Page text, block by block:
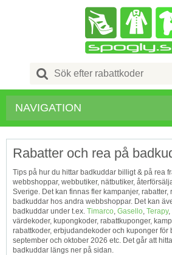
Search
for:
NAVIGATION
Rabatter och rea på
Tips på hur du hittar badkuddar billigt & på rea
webbshoppar, webbutiker, nätbutiker,
Sverige. Det kan finnas fler kampanjer,
badkuddar hos andra webbshoppar. Det kan
badkuddar under t.ex. Timarco, Gasello, Terapy,
värdekoder, kupongkoder, rabattkuponger,
rabattkoder, erbjudandekoder och kuponger för
september och oktober 2026 etc. Det går att
badkuddar längs ner på sidan.